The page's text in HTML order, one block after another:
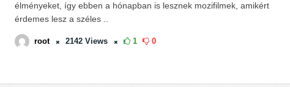
élményeket, így ebben a hónapban is lesznek mozifilmek, amikért
érdemes lesz a széles ..
root 2142 Views 1 0